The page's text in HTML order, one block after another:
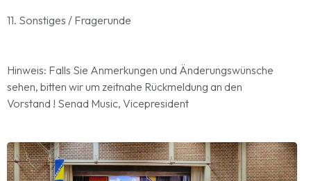
11. Sonstiges / Fragerunde
Hinweis: Falls Sie Anmerkungen und Änderungswünsche
sehen, bitten wir um zeitnahe Rückmeldung an den
Vorstand ! Senad Music, Vicepresident